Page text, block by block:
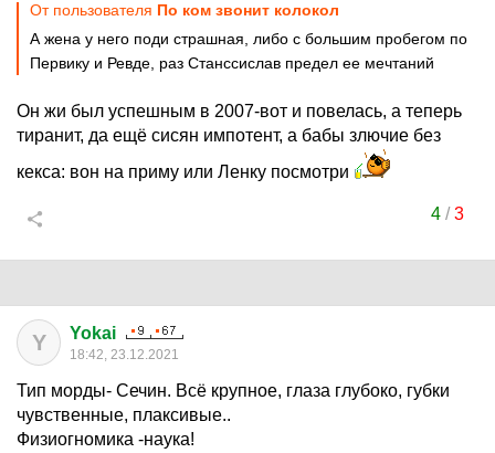
От пользователя По ком звонит колокол
А жена у него поди страшная, либо с большим пробегом по
Первику и Ревде, раз Станссислав предел ее мечтаний
Он жи был успешным в 2007-вот и повелась, а теперь
тиранит, да ещё сисян импотент, а бабы злючие без
кекса: вон на приму или Ленку посмотри
4/3
Y Yokai
18:42, 23.12.2021
Тип морды- Сечин. Всё крупное, глаза глубоко, губки
чувственные, плаксивые..
Физиогномика -наука!